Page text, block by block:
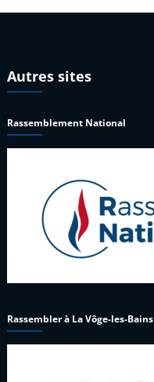
Autres sites
Rassemblement National
Rassembler à La Vôge-les-Bains